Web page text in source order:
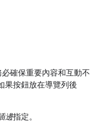
確保重要內容和互動不
果按鈕放在導覽列後
邊指定。